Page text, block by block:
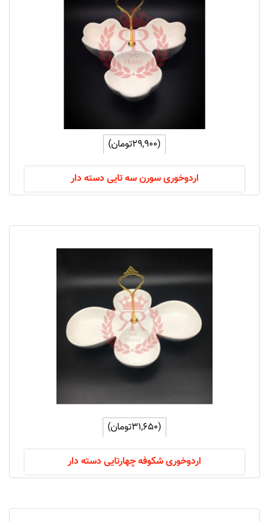
(29,900تومان)
اردوخوری سورن سه تایی دسته دار
(31,650تومان)
اردوخوری شکوفه چهارتایی دسته دار